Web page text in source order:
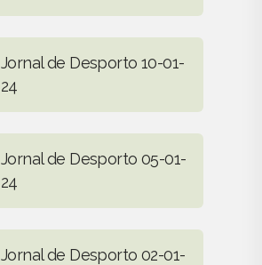
Jornal de Desporto 10-01-
24
Jornal de Desporto 05-01-
24
Jornal de Desporto 02-01-